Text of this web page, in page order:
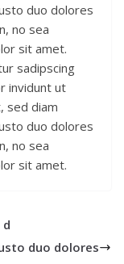
duo dolores
no sea
sit amet.
sadipscing
invidunt ut
sed diam
duo dolores
no sea
sit amet.
duo dolores